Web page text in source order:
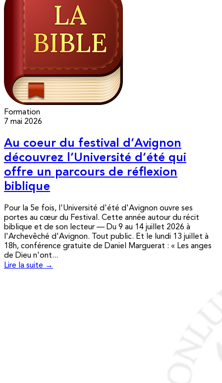
Formation
7 mai 2026
Au coeur du festival d’Avignon
découvrez l’Université d’été qui
offre un parcours de réflexion
biblique
Pour la 5e fois, l'Université d'été d'Avignon ouvre ses
portes au cœur du Festival. Cette année autour du récit
biblique et de son lecteur — Du 9 au 14 juillet 2026 à
l'Archevêché d'Avignon. Tout public. Et le lundi 13 juillet à
18h, conférence gratuite de Daniel Marguerat : « Les anges
de Dieu n'ont...
Lire la suite →